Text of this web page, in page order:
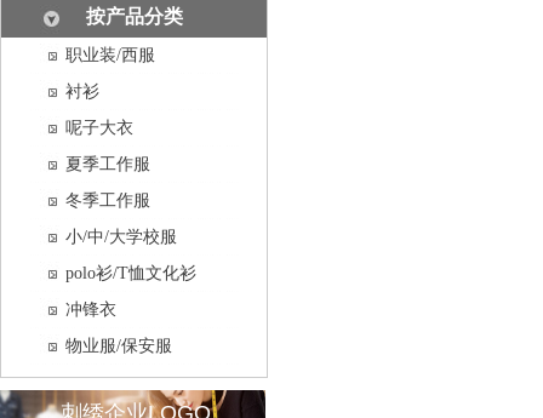
按产品分类
职业装/西服
衬衫
呢子大衣
夏季工作服
冬季工作服
小/中/大学校服
polo衫/T恤文化衫
冲锋衣
物业服/保安服
刺绣企业LOGO